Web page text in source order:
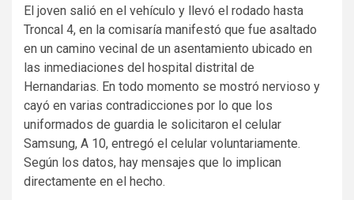
El joven salió en el vehículo y llevó el rodado hasta
Troncal 4, en la comisaría manifestó que fue asaltado
en un camino vecinal de un asentamiento ubicado en
las inmediaciones del hospital distrital de
Hernandarias. En todo momento se mostró nervioso y
cayó en varias contradicciones por lo que los
uniformados de guardia le solicitaron el celular
Samsung, A 10, entregó el celular voluntariamente.
Según los datos, hay mensajes que lo implican
directamente en el hecho.